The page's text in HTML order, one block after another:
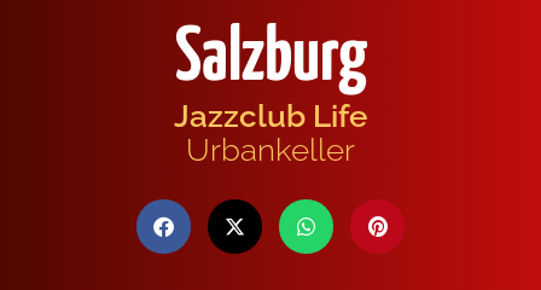
Salzburg
Jazzclub Life
Urbankeller